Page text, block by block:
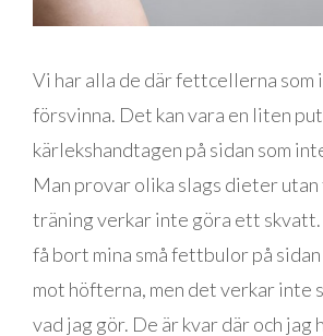
Vi har alla de där fettcellerna som
försvinna. Det kan vara en liten
kärlekshandtagen på sidan som
Man provar olika slags dieter utan
träning verkar inte göra ett
få bort mina små fettbulor på sidan
mot höfterna, men det verkar inte
vad jag gör. De är kvar där och jag